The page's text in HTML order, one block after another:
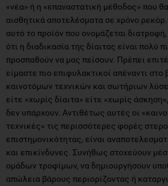
«νέα» ή η «επαναστατική μέθοδος» που
αισθητικά αποτελέσματα σε χρόνο
αυτό το προϊόν που ονομάζεται
ότι η διαδικασία της δίαιτας είναι πολύ
προσπαθούν να μας πείσουν. Πρέπει
είμαστε πιο επιφυλακτικοί απέναντι στο
καινοτόμων τεχνικών και σωτήριων
είτε «χωρίς δίαιτα» είτε «χωρίς
δεν υπάρχουν. Αντιθέτως αυτές οι
τεχνικές» τις περισσότερες φορές
επιστημονικότητας, είναι
και επικίνδυνες. Συνήθως στοχεύουν
ομάδων τροφίμων, να δημιουργήσουν
απώλεια βάρους περιορίζοντας ή